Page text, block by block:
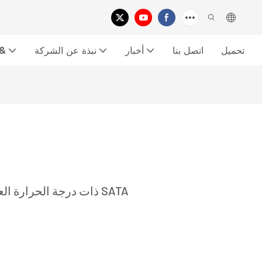
معرض نبذة عن الشركة أخبار اتصل بنا تحميل
غرفة اختبار الشيخوخة لرقاقة RDT ذات درجة الحرارة العالية SATA